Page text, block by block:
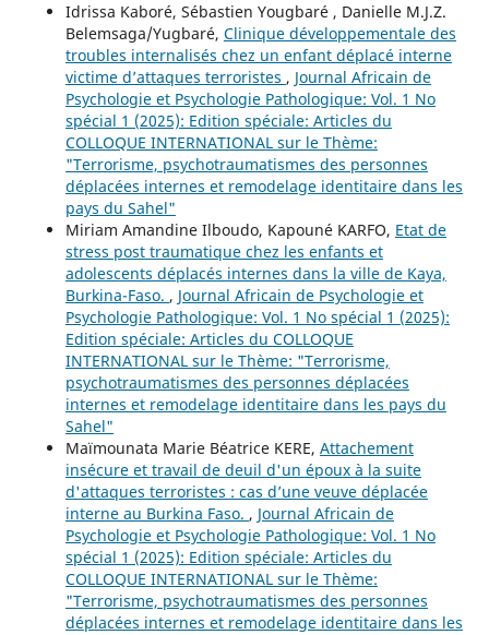
Idrissa Kaboré, Sébastien Yougbaré , Danielle M.J.Z.
Belemsaga/Yugbaré, Clinique développementale des
troubles internalisés chez un enfant déplacé interne
victime d’attaques terroristes , Journal Africain de
Psychologie et Psychologie Pathologique: Vol. 1 No
spécial 1 (2025): Edition spéciale: Articles du
COLLOQUE INTERNATIONAL sur le Thème:
"Terrorisme, psychotraumatismes des personnes
déplacées internes et remodelage identitaire dans les
pays du Sahel"
Miriam Amandine Ilboudo, Kapouné KARFO, Etat de
stress post traumatique chez les enfants et
adolescents déplacés internes dans la ville de Kaya,
Burkina-Faso. , Journal Africain de Psychologie et
Psychologie Pathologique: Vol. 1 No spécial 1 (2025):
Edition spéciale: Articles du COLLOQUE
INTERNATIONAL sur le Thème: "Terrorisme,
psychotraumatismes des personnes déplacées
internes et remodelage identitaire dans les pays du
Sahel"
Maïmounata Marie Béatrice KERE, Attachement
insécure et travail de deuil d'un époux à la suite
d'attaques terroristes : cas d’une veuve déplacée
interne au Burkina Faso. , Journal Africain de
Psychologie et Psychologie Pathologique: Vol. 1 No
spécial 1 (2025): Edition spéciale: Articles du
COLLOQUE INTERNATIONAL sur le Thème:
"Terrorisme, psychotraumatismes des personnes
déplacées internes et remodelage identitaire dans les